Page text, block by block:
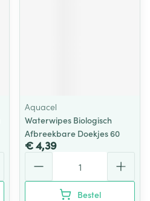
Aquacel
Waterwipes Biologisch
Afbreekbare Doekjes 60
€ 4,39
Bestel